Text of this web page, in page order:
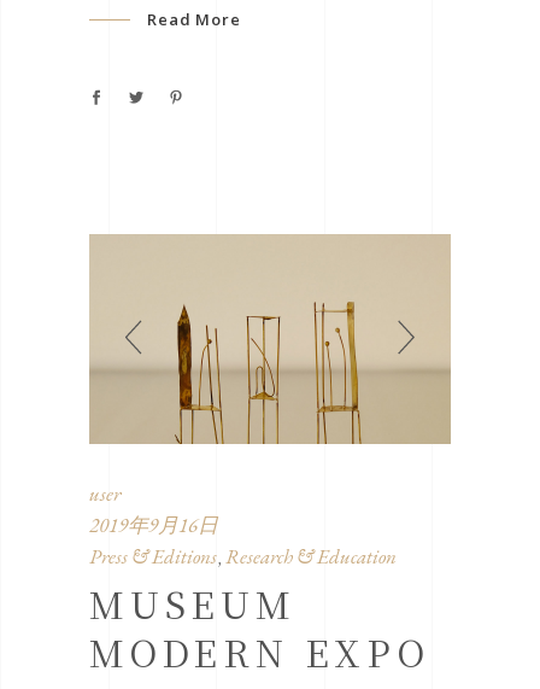
Read More
user
2019年9月16日
Press & Editions Research & Education
MUSEUM
MODERN EXPO